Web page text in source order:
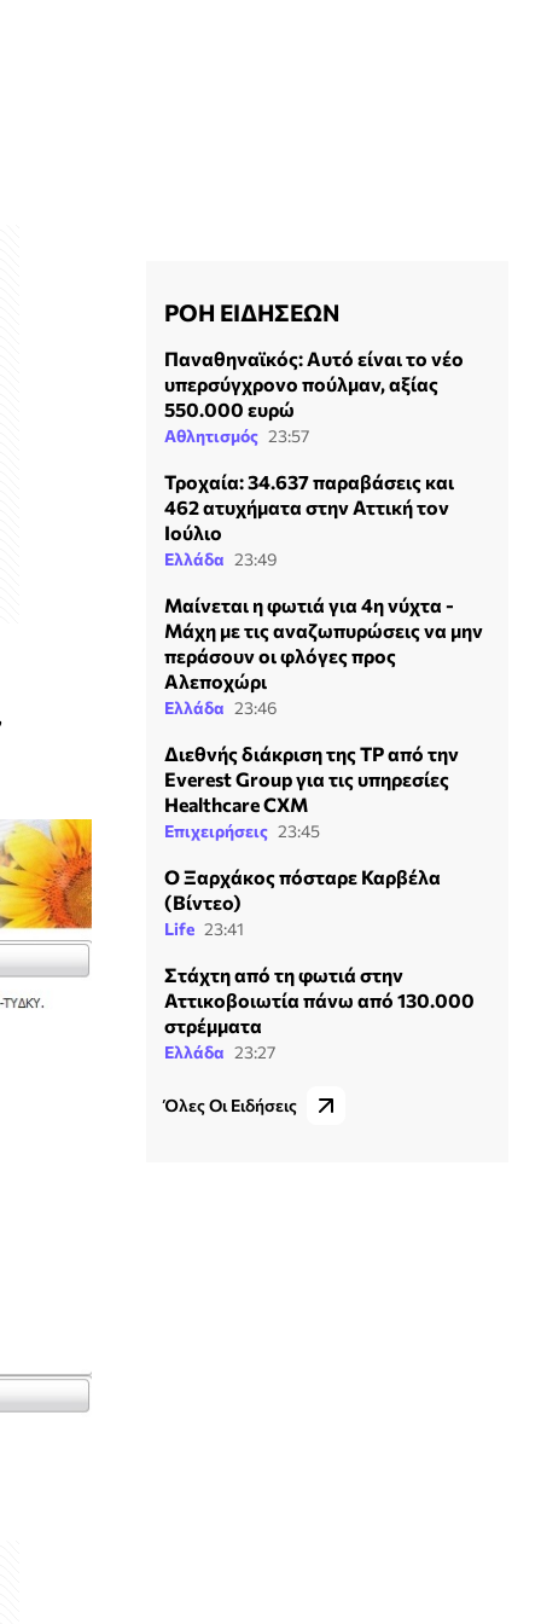
ΡΟΗ ΕΙΔΗΣΕΩΝ
Παναθηναϊκός: Αυτό είναι το νέο
υπερσύγχρονο πούλμαν, αξίας
550.000 ευρώ
Αθλητισμός 23:57
Τροχαία: 34.637 παραβάσεις και
462 ατυχήματα στην Αττική τον
Ιούλιο
Ελλάδα 23:49
Μαίνεται η φωτιά για 4η νύχτα -
Μάχη με τις αναζωπυρώσεις να μην
περάσουν οι φλόγες προς
Αλεποχώρι
Ελλάδα 23:46
Διεθνής διάκριση της TP από την
Everest Group για τις υπηρεσίες
Healthcare CXM
Επιχειρήσεις 23:45
Ο Ξαρχάκος πόσταρε Καρβέλα
(Βίντεο)
Life 23:41
Στάχτη από τη φωτιά στην
Αττικοβοιωτία πάνω από 130.000
στρέμματα
Ελλάδα 23:27
Όλες Οι Ειδήσεις